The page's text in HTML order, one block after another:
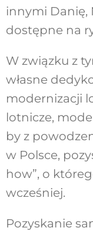
innymi Danię,
dostępne na
W związku z
własne
modernizacji
lotnicze,
by z
w Polsce,
how”, o
wcześniej.
Pozyskanie